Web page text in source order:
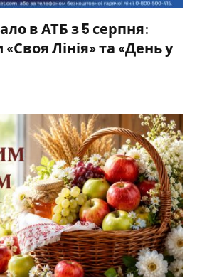
в АТБ з 5 серпня:
Лінія» та «День у